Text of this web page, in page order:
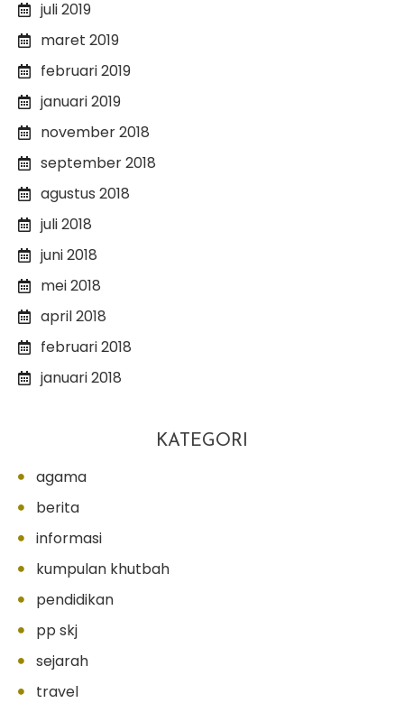
juli 2019
maret 2019
februari 2019
januari 2019
november 2018
september 2018
agustus 2018
juli 2018
juni 2018
mei 2018
april 2018
februari 2018
januari 2018
KATEGORI
agama
berita
informasi
kumpulan khutbah
pendidikan
pp skj
sejarah
travel